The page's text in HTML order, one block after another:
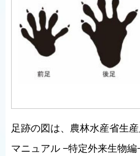
足跡の図は、農林水産省生
マニュアル −特定外来生物編